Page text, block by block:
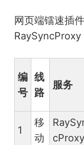
网页端镭速插
RaySyncProxy
编
号
线
路
服务
1
移
动
cProxy